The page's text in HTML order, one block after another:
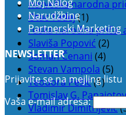
norveška narodna
Otac Tadej(1)
ruska narodna priča,
Slaviša Popović (2)
Soman Čenani (4)
Stevan Vampola (5)
Teodora Pešić(1)
Tomislav G.
Vladimir Dimitrijević
Narudžbine
Partnerski Marketing
NEWSLETTER
Prijavite se na mejling listu
Vaša e-mail adresa: